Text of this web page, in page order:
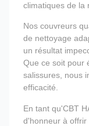
climatiques de la
Nos couvreurs
de nettoyage
un résultat
Que ce soit pour
salissures, nous
efficacité.
En tant qu'CBT
d'honneur à